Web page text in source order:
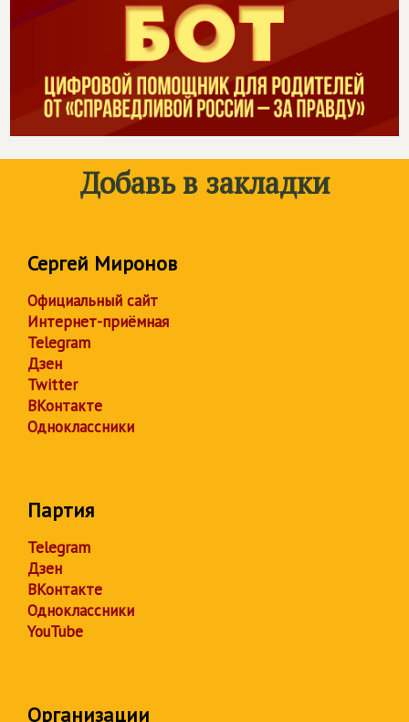
Добавь в закладки
Сергей Миронов
Официальный сайт
Интернет-приёмная
Telegram
Дзен
Twitter
ВКонтакте
Одноклассники
Партия
Telegram
Дзен
ВКонтакте
Одноклассники
YouTube
Организации